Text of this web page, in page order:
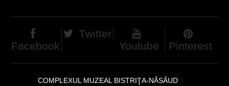
Facebook
Twitter
Youtube
Pinterest
COMPLEXUL MUZEAL BISTRIŢA-NĂSĂUD